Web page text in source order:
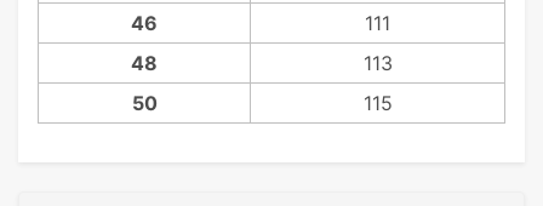
46
111
48
113
50
115